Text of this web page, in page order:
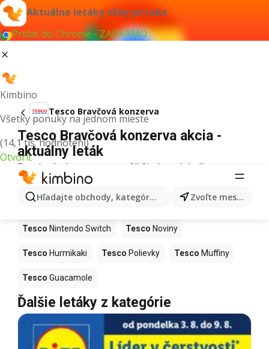
Aktuálne letáky vždy po ruke
Pridať do Chrome - ZADARMO
Kimbino
Všetky ponuky na jednom mieste
(14,1 tis. hodnotení)
Otvoriť
Hľadajte obchody, kategórie, produkty... Zvoľte mesto
Tesco Bravčová konzerva
Tesco Bravčová konzerva akcia -
aktuálny leták
Pre daný výraz sme nenašli žiadne výsledky.
Ďalšie produkty v obchodoch Tesco
Tesco Kapor Tesco Ashwagandha
Tesco Nintendo Switch Tesco Noviny
Tesco Hurmikaki Tesco Polievky Tesco Muffiny
Tesco Guacamole
Ďalšie letáky z kategórie